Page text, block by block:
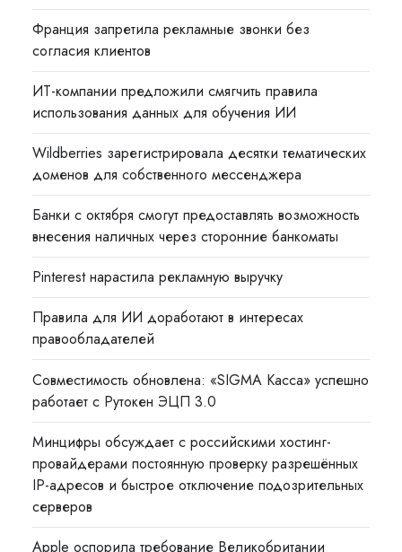
Франция запретила рекламные звонки без
согласия клиентов
ИТ-компании предложили смягчить правила
использования данных для обучения ИИ
Wildberries зарегистрировала десятки тематических
доменов для собственного мессенджера
Банки с октября смогут предоставлять возможность
внесения наличных через сторонние банкоматы
Pinterest нарастила рекламную выручку
Правила для ИИ доработают в интересах
правообладателей
Совместимость обновлена: «SIGMA Касса» успешно
работает с Рутокен ЭЦП 3.0
Минцифры обсуждает с российскими хостинг-
провайдерами постоянную проверку разрешённых
IP-адресов и быстрое отключение подозрительных
серверов
Apple оспорила требование Великобритании